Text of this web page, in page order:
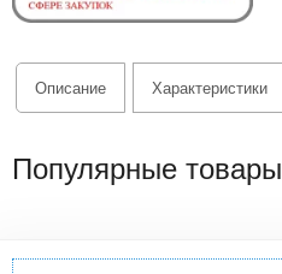
Описание Характеристики
Популярные товары